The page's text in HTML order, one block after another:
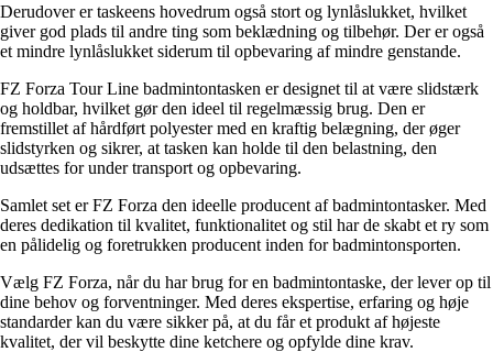
Derudover er taskeens hovedrum også stort og lynlåslukket, hvilket
giver god plads til andre ting som beklædning og tilbehør. Der er også
et mindre lynlåslukket siderum til opbevaring af mindre genstande.
FZ Forza Tour Line badmintontasken er designet til at være slidstærk
og holdbar, hvilket gør den ideel til regelmæssig brug. Den er
fremstillet af hårdført polyester med en kraftig belægning, der øger
slidstyrken og sikrer, at tasken kan holde til den belastning, den
udsættes for under transport og opbevaring.
Samlet set er FZ Forza den ideelle producent af badmintontasker. Med
deres dedikation til kvalitet, funktionalitet og stil har de skabt et ry som
en pålidelig og foretrukken producent inden for badmintonsporten.
Vælg FZ Forza, når du har brug for en badmintontaske, der lever op til
dine behov og forventninger. Med deres ekspertise, erfaring og høje
standarder kan du være sikker på, at du får et produkt af højeste
kvalitet, der vil beskytte dine ketchere og opfylde dine krav.